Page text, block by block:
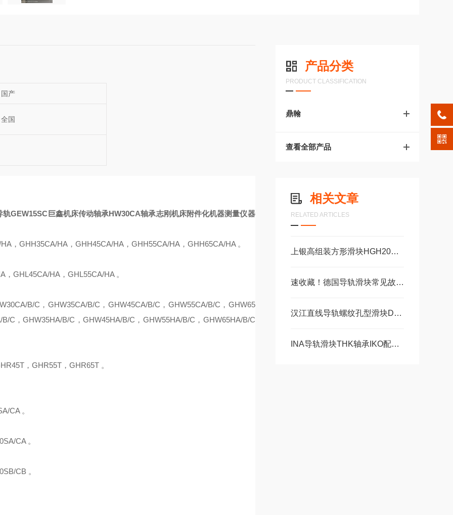
产品分类
PRODUCT CLASSIFICATION
鼎翰
查看全部产品
相关文章
RELATED ARTICLES
上银高组装方形滑块HGH20CA、HGH25CA
速收藏！德国导轨滑块常见故障的解决方法分享
汉江直线导轨螺纹孔型滑块DA15AADA20AADA20AAL
INA导轨滑块THK轴承IKO配件SBC线轨福业自动化选型
国产
全国
轨GEW15SC巨鑫机床传动轴承HW30CA轴承志刚机床附件化机器测量仪器
HA ，GHH35CA/HA ，GHH45CA/HA ，GHH55CA/HA ，GHH65CA/HA 。
，GHL45CA/HA ，GHL 55CA/HA 。
/B/C ， GHW35CA/B/C ， GHW45CA/B/C ， GHW55CA/B/C ， GHW65
/B/C ，GHW35HA/B/C ，GHW45HA/B/C， GHW55HA/B/C ， GHW65HA/B/C
，GHR55T，GHR65T 。
CA 。
CA 。
B/CB 。